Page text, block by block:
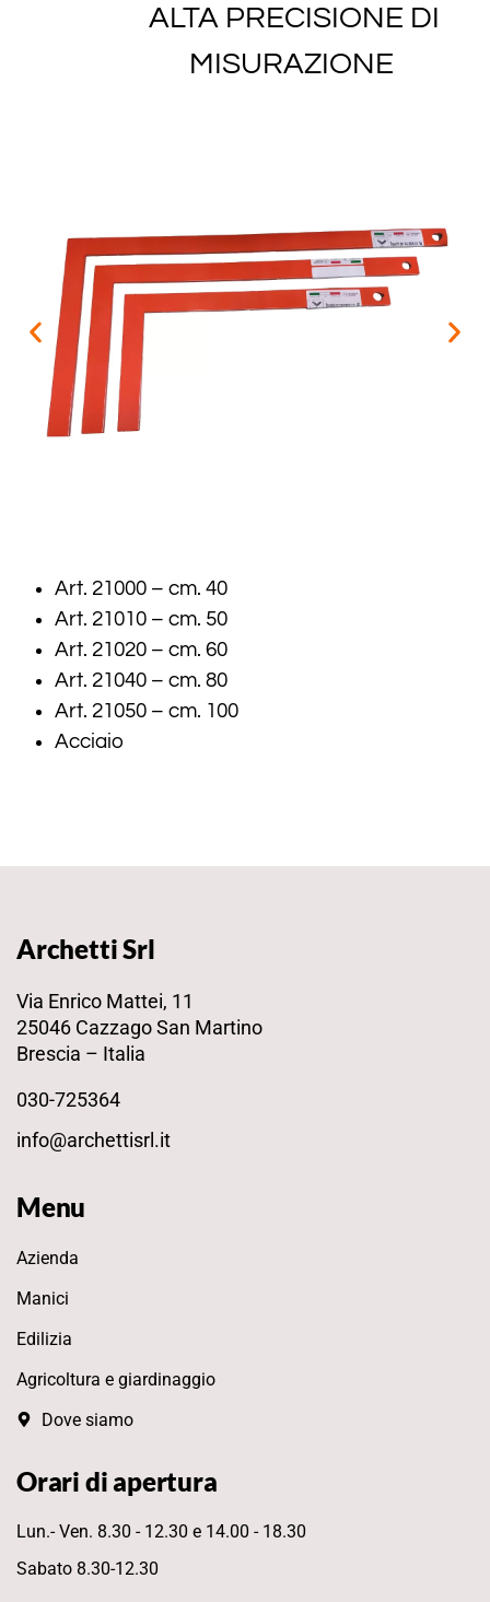
ALTA PRECISIONE DI
MISURAZIONE
Art. 21000 – cm. 40
Art. 21010 – cm. 50
Art. 21020 – cm. 60
Art. 21040 – cm. 80
Art. 21050 – cm. 100
Acciaio
Archetti Srl
Via Enrico Mattei, 11
25046 Cazzago San Martino
Brescia – Italia
030-725364
info@archettisrl.it
Menu
Azienda
Manici
Edilizia
Agricoltura e giardinaggio
Dove siamo
Orari di apertura
Lun.- Ven. 8.30 - 12.30 e 14.00 - 18.30
Sabato 8.30-12.30